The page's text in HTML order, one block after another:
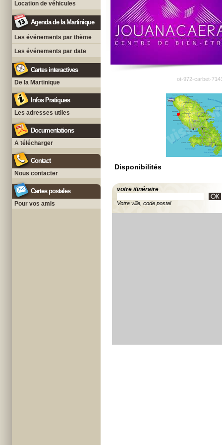
Location de véhicules
Agenda de la Martinique
Les événements par thème
Les événements par date
Cartes interactives
De la Martinique
Infos Pratiques
Les adresses utiles
Documentations
A télécharger
Contact
Nous contacter
Cartes postales
Pour vos amis
ot-972-carbet-
Disponibilités
votre itinéraire
Votre ville, code postal